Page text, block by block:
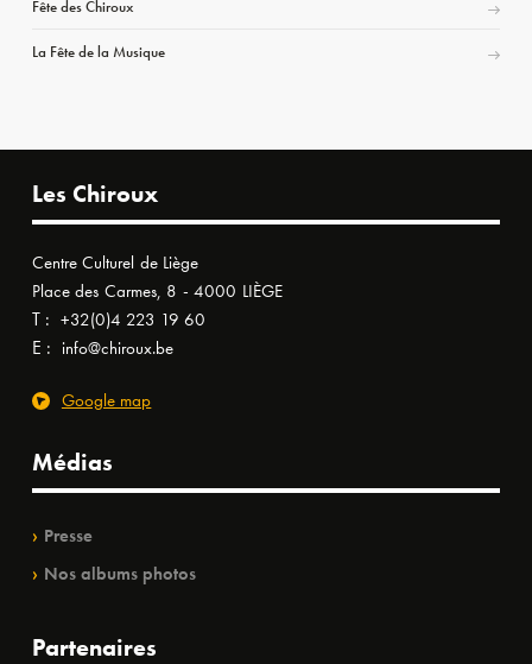
Fête des Chiroux
La Fête de la Musique
Les Chiroux
Centre Culturel de Liège
Place des Carmes, 8 - 4000 LIÈGE
T : +32(0)4 223 19 60
E : info@chiroux.be
Google map
Médias
Presse
Nos albums photos
Partenaires